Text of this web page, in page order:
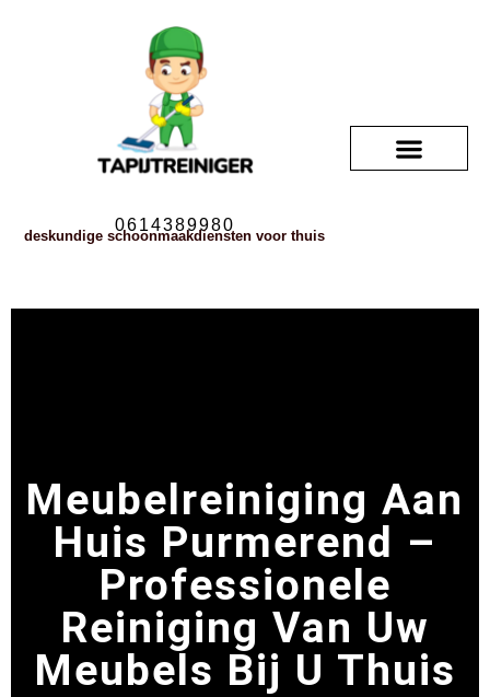
0614389980
deskundige schoonmaakdiensten voor thuis
Meubelreiniging Aan
Huis Purmerend –
Professionele
Reiniging Van Uw
Meubels Bij U Thuis